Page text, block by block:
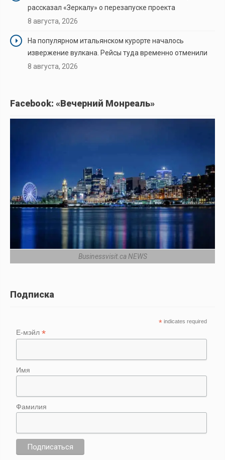
рассказал «Зеркалу» о перезапуске проекта
8 августа, 2026
На популярном итальянском курорте началось
извержение вулкана. Рейсы туда временно отменили
8 августа, 2026
Facebook: «Вечерний Монреаль»
Businessvisit.ca NEWS
Подписка
* indicates required
Е-мэйл*
Имя
Фамилия